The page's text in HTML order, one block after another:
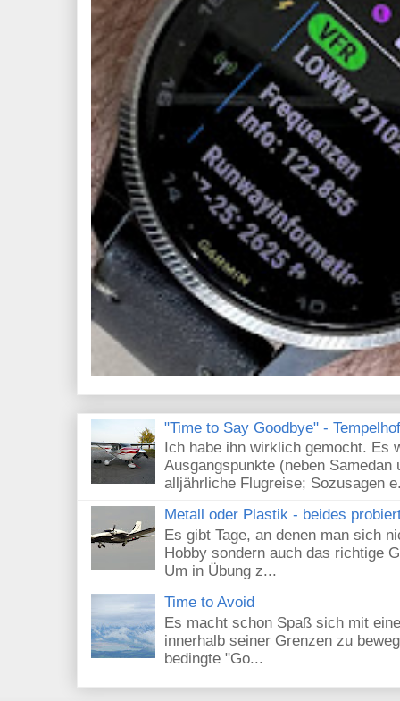
"Time to Say Goodbye" -
Ich habe ihn wirklich gemocht. Es
Ausgangspunkte (neben Samedan
alljährliche Flugreise; Sozusagen
Metall oder Plastik - beides
Es gibt Tage, an denen man sich
Hobby sondern auch das richtige
Um in Übung z...
Time to Avoid
Es macht schon Spaß sich mit
innerhalb seiner Grenzen zu
bedingte "Go...